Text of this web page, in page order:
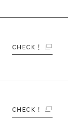
CHECK！
CHECK！